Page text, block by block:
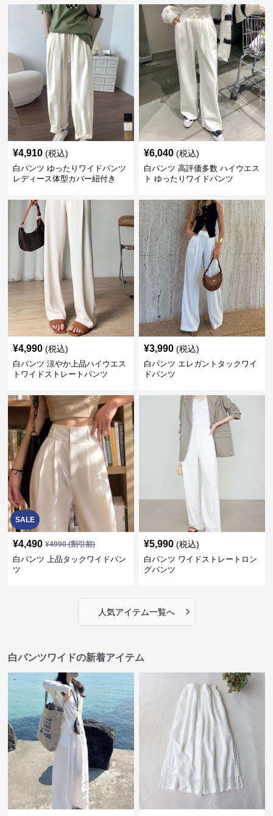
¥4,910 (税込)
白パンツ ゆったりワイドパンツ
レディース体型カバー紐付き
¥6,040 (税込)
白パンツ 高評価多数 ハイウエス
ト ゆったりワイドパンツ
¥4,990 (税込)
白パンツ 涼やか上品ハイウエス
トワイドストレートパンツ
¥3,990 (税込)
白パンツ エレガントタックワイ
ドパンツ
SALE
¥4,490 ¥4990(割引前)
白パンツ 上品タックワイドパン
ツ
¥5,990 (税込)
白パンツ ワイドストレートロン
グパンツ
人気アイテム一覧へ ›
白パンツワイドの新着アイテム